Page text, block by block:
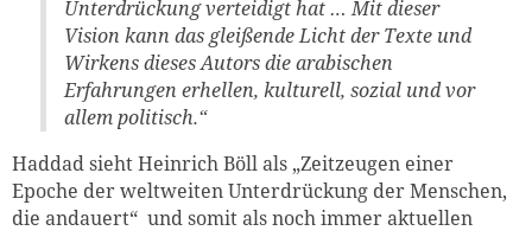
Unterdrückung verteidigt hat … Mit dieser
Vision kann das gleißende Licht der Texte und
Wirkens dieses Autors die arabischen
Erfahrungen erhellen, kulturell, sozial und vor
allem politisch.“
Haddad sieht Heinrich Böll als „Zeitzeugen einer
Epoche der weltweiten Unterdrückung der Menschen,
die andauert“ und somit als noch immer aktuellen